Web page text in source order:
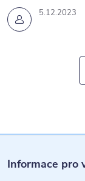
5.12.2023
áInformace pro